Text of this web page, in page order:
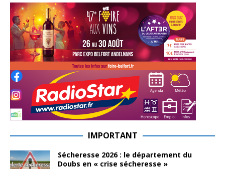
IMPORTANT
Sécheresse 2026 : le département du
Doubs en « crise sécheresse »